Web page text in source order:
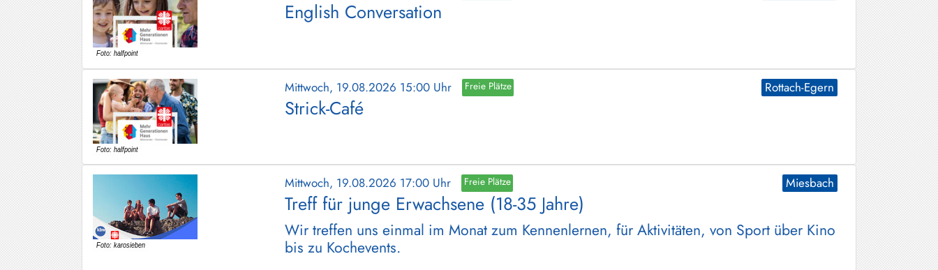
English Conversation
Mittwoch, 19.08.2026 15:00 Uhr Freie Plätze Rottach-Egern
Strick-Café
Mittwoch, 19.08.2026 17:00 Uhr Freie Plätze Miesbach
Treff für junge Erwachsene (18-35 Jahre)
Wir treffen uns einmal im Monat zum Kennenlernen, für Aktivitäten, von Sport über Kino
bis zu Kochevents.